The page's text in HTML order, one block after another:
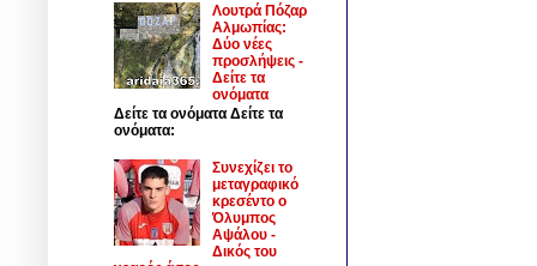
Λουτρά Πόζαρ
Αλμωπίας:
Δύο νέες
προσλήψεις -
Δείτε τα
ονόματα
Δείτε τα ονόματα Δείτε τα
ονόματα:
Συνεχίζει το
μεταγραφικό
κρεσέντο ο
Όλυμπος
Αψάλου -
Δικός του